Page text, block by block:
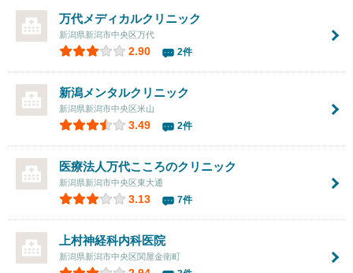
万代メディカルクリニック
新潟県新潟市中央区万代
2.90 2件
新潟メンタルクリニック
新潟県新潟市中央区米山
3.49 2件
医療法人万代こころのクリニック
新潟県新潟市中央区東大通
3.13 7件
上村神経科内科医院
新潟県新潟市中央区関屋金衛町